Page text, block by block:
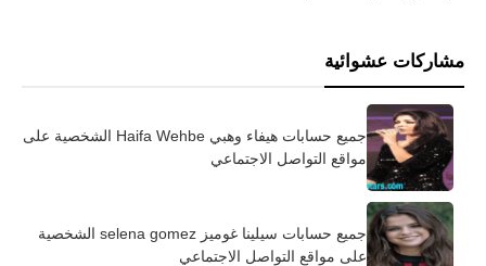
مشاركات عشوائية
جميع حسابات هيفاء وهبي Haifa Wehbe الشخصية على
مواقع التواصل الاجتماعي
جميع حسابات سيلينا غوميز selena gomez الشخصية
على مواقع التواصل الاجتماعي